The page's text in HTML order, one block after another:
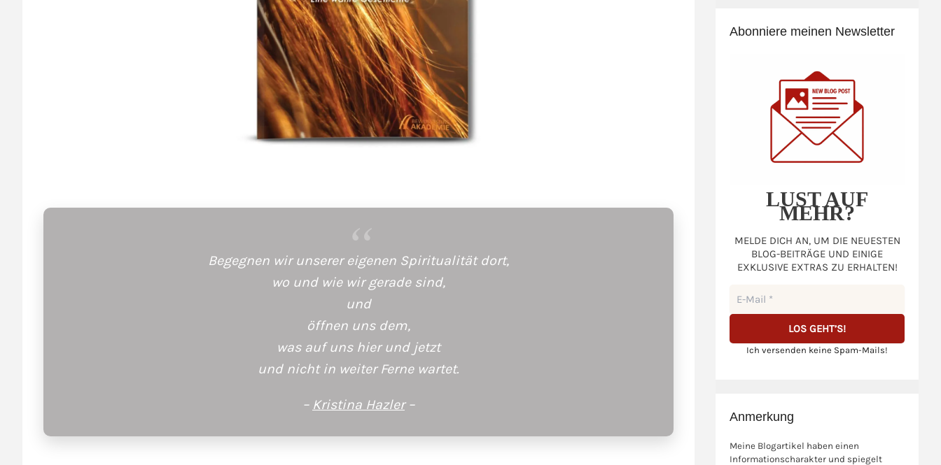
Begegnen wir unserer eigenen Spiritualität dort,
wo und wie wir gerade sind,
und
öffnen uns dem,
was auf uns hier und jetzt
und nicht in weiter Ferne wartet.
– Kristina Hazler–
Abonniere meinen Newsletter
LUST AUF
MEHR?
MELDE DICH AN, UM DIE NEUESTEN
BLOG-BEITRÄGE UND EINIGE
EXKLUSIVE EXTRAS ZU ERHALTEN!
Ich versenden keine Spam-Mails!
Anmerkung
Meine Blogartikel haben einen
Informationscharakter und spiegelt